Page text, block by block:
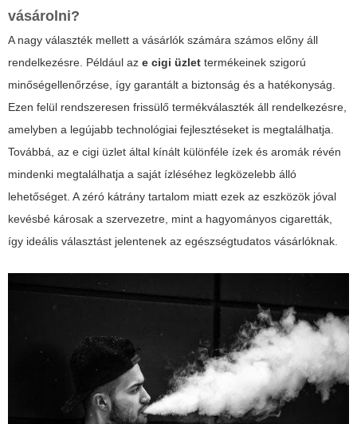
vásárolni?
A nagy választék mellett a vásárlók számára számos előny áll
rendelkezésre. Például az e cigi üzlet termékeinek szigorú
minőségellenőrzése, így garantált a biztonság és a hatékonyság.
Ezen felül rendszeresen frissülő termékválaszték áll rendelkezésre,
amelyben a legújabb technológiai fejlesztéseket is megtalálhatja.
Továbbá, az e cigi üzlet által kínált különféle ízek és aromák révén
mindenki megtalálhatja a saját ízléséhez legközelebb álló
lehetőséget. A zéró kátrány tartalom miatt ezek az eszközök jóval
kevésbé károsak a szervezetre, mint a hagyományos cigaretták,
így ideális választást jelentenek az egészségtudatos vásárlóknak.